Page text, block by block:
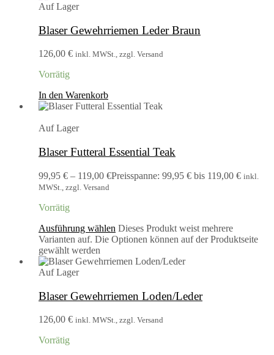
Auf Lager
Blaser Gewehrriemen Leder Braun
126,00 € inkl. MWSt., zzgl. Versand
Vorrätig
In den Warenkorb
Auf Lager
Blaser Futteral Essential Teak
99,95 € – 119,00 €Preisspanne: 99,95 € bis 119,00 € inkl.
MWSt., zzgl. Versand
Vorrätig
Ausführung wählen Dieses Produkt weist mehrere
Varianten auf. Die Optionen können auf der Produktseite
gewählt werden
Auf Lager
Blaser Gewehrriemen Loden/Leder
126,00 € inkl. MWSt., zzgl. Versand
Vorrätig